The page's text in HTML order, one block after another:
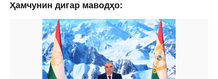
Ҳамчунин дигар маводҳо: